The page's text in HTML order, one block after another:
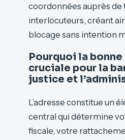
coordonnées auprès de
interlocuteurs, créant
blocage sans intention
Pourquoi la
cruciale pour la
justice et
L’adresse constitue un
central qui détermine
fiscale, votre